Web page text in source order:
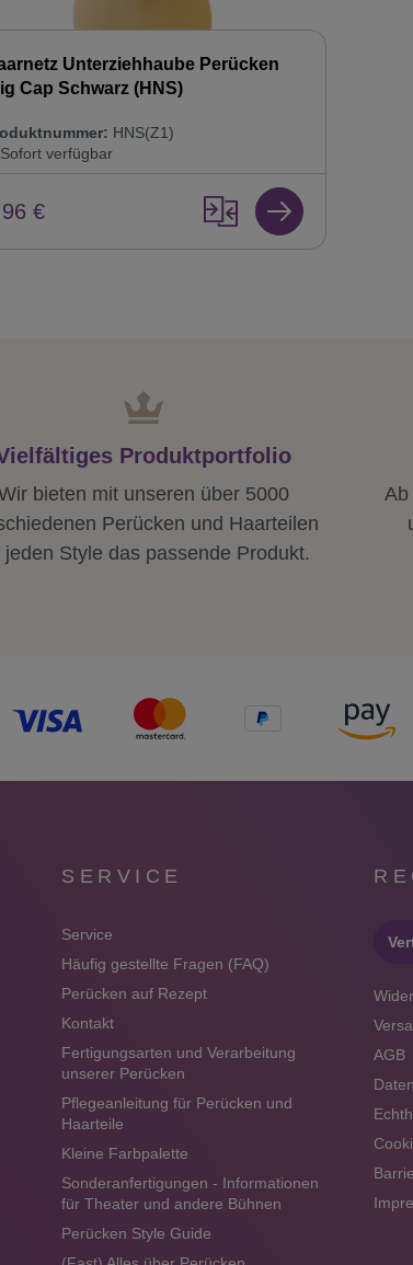
Unterziehhaube Perücken
Cap Schwarz (HNS)
HNS(Z1)
Sofort verfügbar
€
Produktportfolio
bieten mit unseren über 5000
Perücken und Haarteilen
jeden Style das passende Produkt.
Ab
SERVICE
Service
Häufig gestellte Fragen (FAQ)
Perücken auf Rezept
Kontakt
Fertigungsarten und Verarbeitung
unserer Perücken
Pflegeanleitung für Perücken und
Haarteile
Kleine Farbpalette
Sonderanfertigungen - Informationen
für Theater und andere Bühnen
Perücken Style Guide
AGB